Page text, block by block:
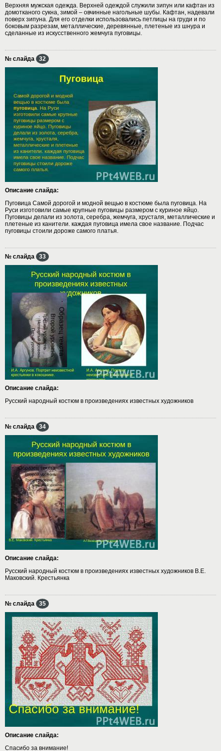
Верхняя мужская одежда. Верхней одеждой служили зипун или кафтан из
домотканого сукна, зимой – овчинные нагольные шубы. Кафтан, надевали
поверх зипуна. Для его отделки использовались петлицы на груди и по
боковым разрезам, металлические, деревянные, плетеные из шнура и
сделанные из искусственного жемчуга пуговицы.
№ слайда 32
Описание слайда:
Пуговица Самой дорогой и модной вещью в костюме была пуговица. На
Руси изготовили самые крупные пуговицы размером с куриное яйцо.
Пуговицы делали из золота, серебра, жемчуга, хрусталя, металлические и
плетеные из канители. каждая пуговица имела свое название. Подчас
пуговицы стоили дороже самого платья.
№ слайда 33
Описание слайда:
Русский народный костюм в произведениях известных художников
№ слайда 34
Описание слайда:
Русский народный костюм в произведениях известных художников В.Е.
Маковский. Крестьянка
№ слайда 35
Описание слайда:
Спасибо за внимание!